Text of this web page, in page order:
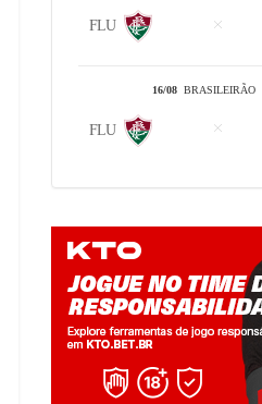
FLU
16/08 BRASILEIRÃO
FLU